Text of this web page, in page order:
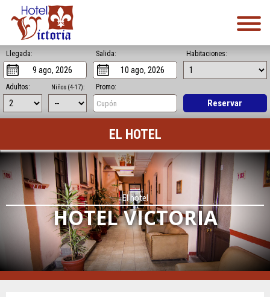
Llegada: Salida: Habitaciones:
Adultos: Niños (4-17): Promo:
Reservar
EL HOTEL
El hotel
HOTEL VICTORIA